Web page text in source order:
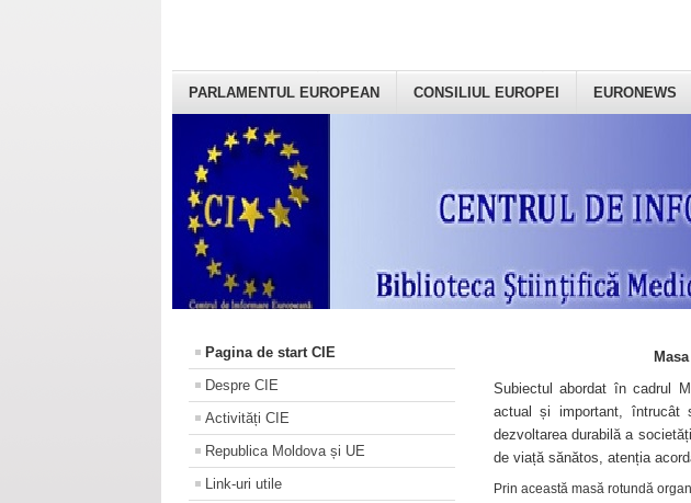
PARLAMENTUL EUROPEAN CONSILIUL EUROPEI EURONEWS
Pagina de start CIE
Despre CIE
Activități CIE
Republica Moldova și UE
Link-uri utile
Subiectul abordat în cadrul
actual și important, întrucât
dezvoltarea durabilă a
de viață sănătos, atenția
Prin această masă rotundă